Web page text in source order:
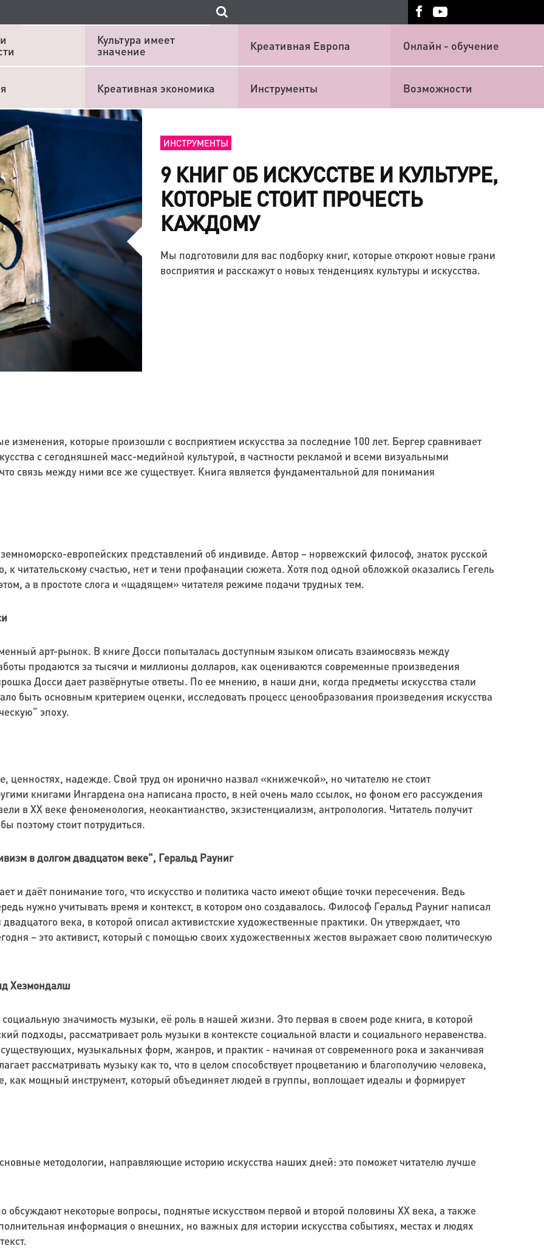
Культура имеет
значение
Креативная Европа Онлайн - обучение
Креативная экономика Инструменты Возможности
ИНСТРУМЕНТЫ
9 КНИГ ОБ ИСКУССТВЕ И КУЛЬТУРЕ,
КОТОРЫЕ СТОИТ ПРОЧЕСТЬ
КАЖДОМУ
Мы подготовили для вас подборку книг, которые откроют новые грани
восприятия и расскажут о новых тенденциях культуры и искусства.
изменения, которые произошли с восприятием искусства за последние 100 лет. Бергер сравнивает
с сегодняшней масс-медийной культурой, в частности рекламой и всеми визуальными
связь между ними все же существует. Книга является фундаментальной для понимания
европейских представлений об индивиде. Автор – норвежский философ, знаток русской
к читательскому счастью, нет и тени профанации сюжета. Хотя под одной обложкой оказались Гегель
а в простоте слога и «щадящем» читателя режиме подачи трудных тем.
арт-рынок. В книге Досси попыталась доступным языком описать взаимосвязь между
продаются за тысячи и миллионы долларов, как оцениваются современные произведения
Досси дает развёрнутые ответы. По ее мнению, в наши дни, когда предметы искусства стали
быть основным критерием оценки, исследовать процесс ценообразования произведения искусства
эпоху.
ценностях, надежде. Свой труд он иронично назвал «книжечкой», но читателю не стоит
книгами Ингардена она написана просто, в ней очень мало ссылок, но фоном его рассуждения
в ХХ веке феноменология, неокантианство, экзистенциализм, антропология. Читатель получит
поэтому стоит потрудиться.
в долгом двадцатом веке", Геральд Рауниг
и даёт понимание того, что искусство и политика часто имеют общие точки пересечения. Ведь
нужно учитывать время и контекст, в котором оно создавалось. Философ Геральд Рауниг написал
века, в которой описал активистские художественные практики. Он утверждает, что
– это активист, который с помощью своих художественных жестов выражает свою политическую
Хезмондалш
значимость музыки, её роль в нашей жизни. Это первая в своем роде книга, в которой
подходы, рассматривает роль музыки в контексте социальной власти и социального неравенства.
музыкальных форм, жанров, и практик - начиная от современного рока и заканчивая
рассматривать музыку как то, что в целом способствует процветанию и благополучию человека,
как мощный инструмент, который объединяет людей в группы, воплощает идеалы и формирует
методологии, направляющие историю искусства наших дней: это поможет читателю лучше
обсуждают некоторые вопросы, поднятые искусством первой и второй половины XX века, а также
информация о внешних, но важных для истории искусства событиях, местах и людях